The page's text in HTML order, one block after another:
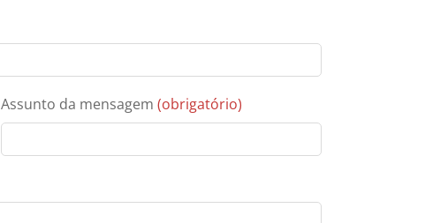
Assunto da mensagem (obrigatório)